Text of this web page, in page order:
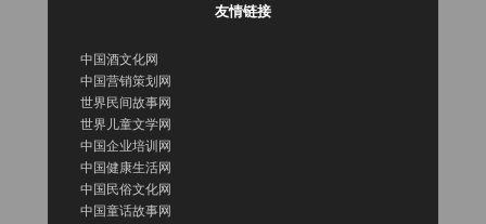
友情链接
中国酒文化网
中国营销策划网
世界民间故事网
世界儿童文学网
中国企业培训网
中国健康生活网
中国民俗文化网
中国童话故事网